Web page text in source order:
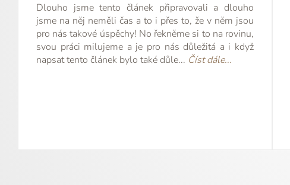
Dlouho jsme tento článek připravovali a dlouho
jsme na něj neměli čas a to i přes to, že v něm jsou
pro nás takové úspěchy! No řekněme si to na rovinu,
svou práci milujeme a je pro nás důležitá a i když
napsat tento článek bylo také důle... Číst dále...